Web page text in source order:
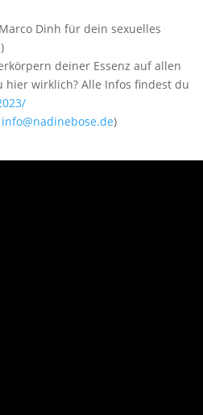
Dinh für dein sexuelles
deiner Essenz auf allen
hier wirklich? Alle Infos findest du
info@nadinebose.de)